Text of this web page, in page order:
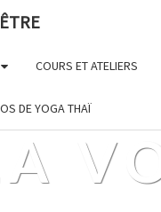
COURS ET ATELIERS
DE YOGA THAÏ